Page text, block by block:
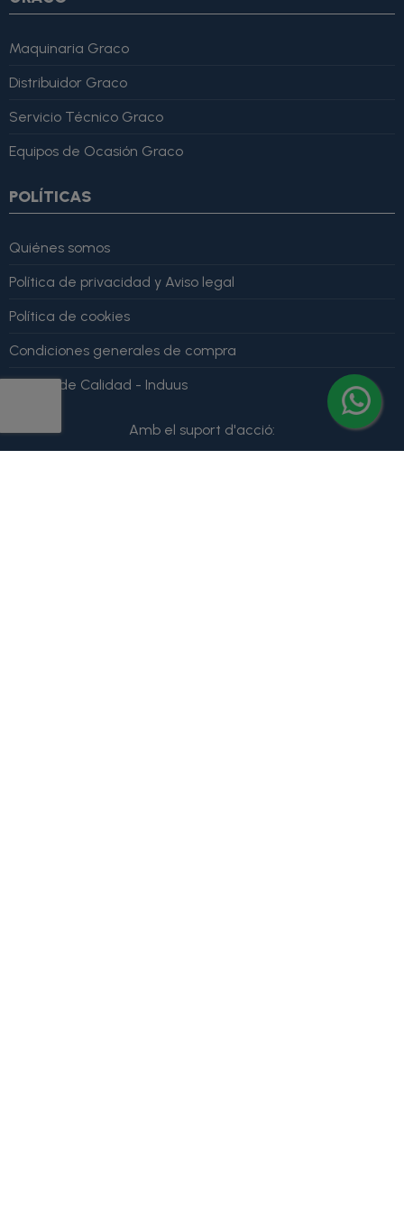
Maquinaria Graco
Distribuidor Graco
Servicio Técnico Graco
Equipos de Ocasión Graco
POLÍTICAS
Quiénes somos
Política de privacidad y Aviso legal
Política de cookies
Condiciones generales de compra
Política de Calidad - Induus
Amb el suport d'acció: